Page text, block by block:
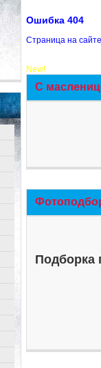
Ошибка 404
Страница на
New!
С
Подборка